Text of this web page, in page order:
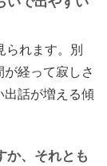
られます。別
経って寂しさ
出話が増える傾
か、それとも